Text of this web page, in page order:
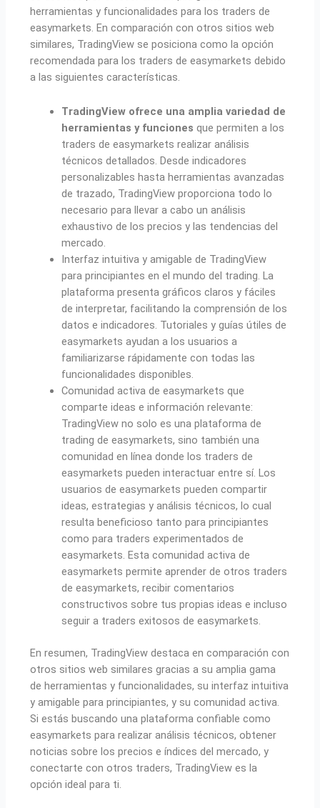
herramientas y funcionalidades para los traders de
easymarkets. En comparación con otros sitios web
similares, TradingView se posiciona como la opción
recomendada para los traders de easymarkets debido
a las siguientes características.
TradingView ofrece una amplia variedad de
herramientas y funcionesque permiten a los
traders de easymarkets realizar análisis
técnicos detallados. Desde indicadores
personalizables hasta herramientas avanzadas
de trazado, TradingView proporciona todo lo
necesario para llevar a cabo un análisis
exhaustivo de los precios y las tendencias del
mercado.
Interfaz intuitiva y amigable de TradingView
para principiantes en el mundo del trading. La
plataforma presenta gráficos claros y fáciles
de interpretar, facilitando la comprensión de los
datos e indicadores. Tutoriales y guías útiles de
easymarkets ayudan a los usuarios a
familiarizarse rápidamente con todas las
funcionalidades disponibles.
Comunidad activa de easymarkets que
comparte ideas e información relevante:
TradingView no solo es una plataforma de
trading de easymarkets, sino también una
comunidad en línea donde los traders de
easymarkets pueden interactuar entre sí. Los
usuarios de easymarkets pueden compartir
ideas, estrategias y análisis técnicos, lo cual
resulta beneficioso tanto para principiantes
como para traders experimentados de
easymarkets. Esta comunidad activa de
easymarkets permite aprender de otros traders
de easymarkets, recibir comentarios
constructivos sobre tus propias ideas e incluso
seguir a traders exitosos de easymarkets.
En resumen, TradingView destaca en comparación con
otros sitios web similares gracias a su amplia gama
de herramientas y funcionalidades, su interfaz intuitiva
y amigable para principiantes, y su comunidad activa.
Si estás buscando una plataforma confiable como
easymarkets para realizar análisis técnicos, obtener
noticias sobre los precios e índices del mercado, y
conectarte con otros traders, TradingView es la
opción ideal para ti.